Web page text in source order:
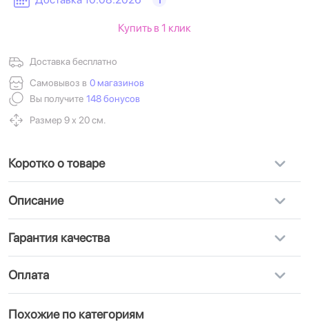
Доставка бесплатно
Самовывоз в 0 магазинов
Вы получите 148 бонусов
Размер 9 х 20 см.
Купить в 1 клик
Коротко о товаре
Описание
Гарантия качества
Оплата
Похожие по категориям